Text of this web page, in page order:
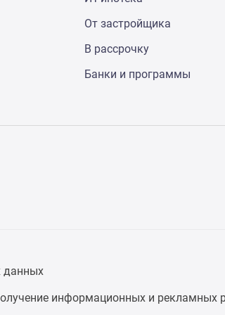
От застройщика
В рассрочку
Банки и программы
данных
информационных и рекламных